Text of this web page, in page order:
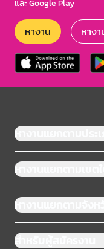
และ Google Play
หางาน หาง
หางานแยกตามประเ
หางานแยกตามเขต
หางานแยกตามจังหวั
สำหรับผู้สมัครงาน